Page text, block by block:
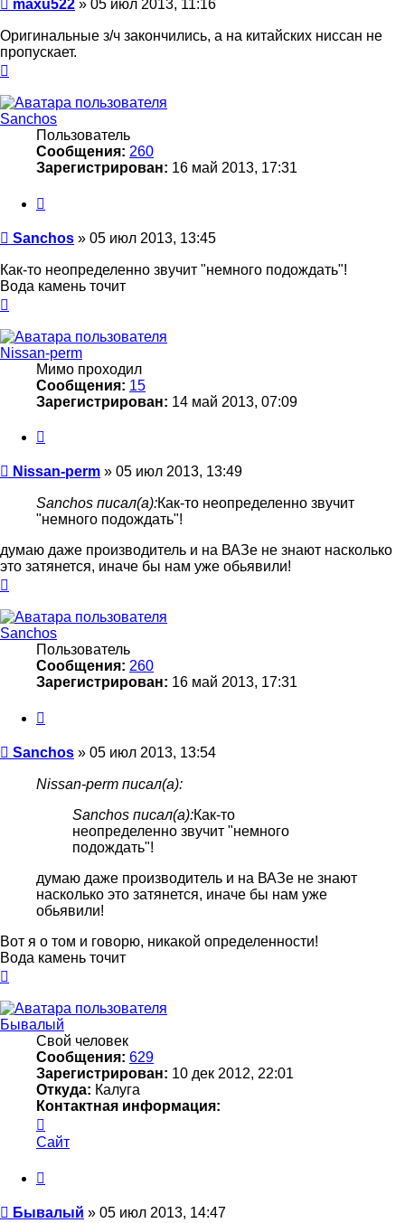
maxu522 » 05 июл 2013, 11:16
Оригинальные з/ч закончились, а на китайских ниссан не
пропускает.
началу
Sanchos
Пользователь
Сообщения: 260
Зарегистрирован: 16 май 2013, 17:31
Сообщение
Sanchos » 05 июл 2013, 13:45
Как-то неопределенно звучит "немного подождать"!
Вода камень точит
началу
Nissan-perm
Мимо проходил
Сообщения: 15
Зарегистрирован: 14 май 2013, 07:09
Сообщение
Nissan-perm » 05 июл 2013, 13:49
Sanchos писал(а):Как-то неопределенно звучит
"немного подождать"!
думаю даже производитель и на ВАЗе не знают насколько
это затянется, иначе бы нам уже обьявили!
началу
Sanchos
Пользователь
Сообщения: 260
Зарегистрирован: 16 май 2013, 17:31
Сообщение
Sanchos » 05 июл 2013, 13:54
Nissan-perm писал(а):
Sanchos писал(а):Как-то
неопределенно звучит "немного
подождать"!
думаю даже производитель и на ВАЗе не знают
насколько это затянется, иначе бы нам уже
обьявили!
Вот я о том и говорю, никакой определенности!
Вода камень точит
началу
Бывалый
Свой человек
Сообщения: 629
Зарегистрирован: 10 дек 2012, 22:01
Откуда: Калуга
Контактная информация:
информация
пользователя
Сайт
Сообщение
Бывалый » 05 июл 2013, 14:47